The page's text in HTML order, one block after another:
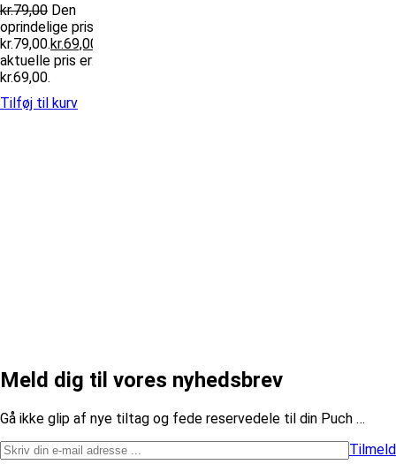
kr.79,00 Den
oprindelige pris var:
kr.79,00.kr.69,00
aktuelle pris er:
kr.69,00.
Tilføj til kurv
Meld dig til vores nyhedsbrev
​Gå ikke glip af nye tiltag og fede reservedele til din Puch …
Tilmeld